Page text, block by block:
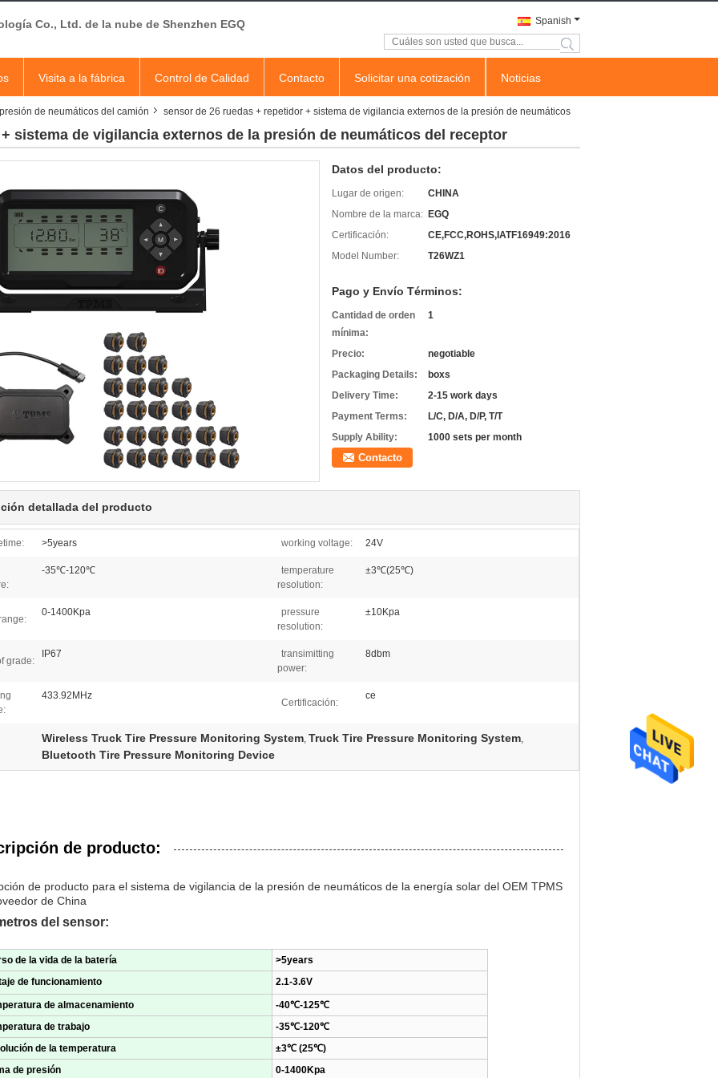
Co., Ltd. de la nube de Shenzhen EGQ Spanish
search
Visita a la fábrica Control de Calidad Contacto Solicitar una cotización Noticias
de neumáticos del camión sensor de 26 ruedas + repetidor + sistema de vigilancia externos de la presión de neumáticos
sistema de vigilancia externos de la presión de neumáticos del receptor
Datos del producto:
Lugar de origen:
CHINA
Nombre de la marca: EGQ
Certificación:
CE,FCC,ROHS,IATF16949:2016
Model Number:
T26WZ1
Pago y Envío Términos:
Cantidad de orden
mínima:
1
Precio:
negotiable
Packaging Details:
boxs
Delivery Time:
2-15 work days
Payment Terms:
L/C, D/A, D/P, T/T
Supply Ability:
1000 sets per month
Contacto
detallada del producto
>5years working voltage: 24V
-35℃-120℃
temperature
resolution:
±3℃(25℃)
0-1400Kpa
pressure
resolution:
±10Kpa
grade:
IP67
transimitting
power:
8dbm
433.92MHz
Certificación:
ce
Wireless Truck Tire Pressure Monitoring System, Truck Tire Pressure Monitoring System,
Bluetooth Tire Pressure Monitoring Device
de producto:
de producto para el sistema de vigilancia de la presión de neumáticos de la energía solar del OEM TPMS
de China
del sensor:
de la vida de la batería
>5years
de funcionamiento
2.1-3.6V
de almacenamiento
-40℃-125℃
de trabajo
-35℃-120℃
de la temperatura
±3℃ (25℃)
de presión
0-1400Kpa